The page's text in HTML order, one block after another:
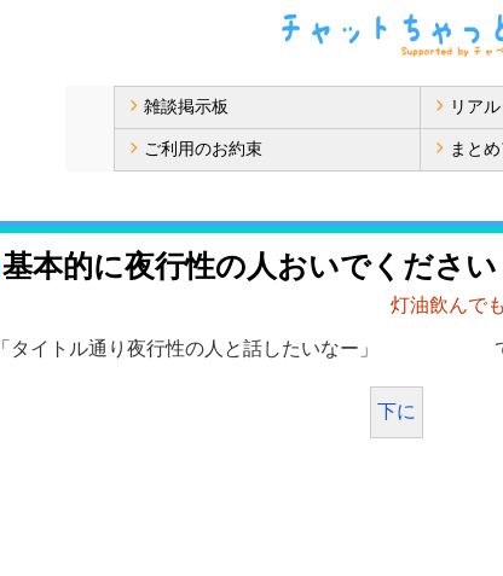
雑談掲示板 リア
ご利用のお約束 まと
基本的に夜行性の人おいでください
灯油飲んで
「タイトル通り夜行性の人と話したいなー」 て
下に